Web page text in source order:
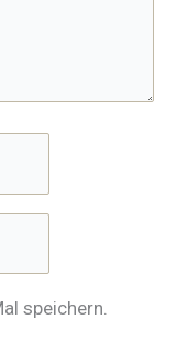
speichern.